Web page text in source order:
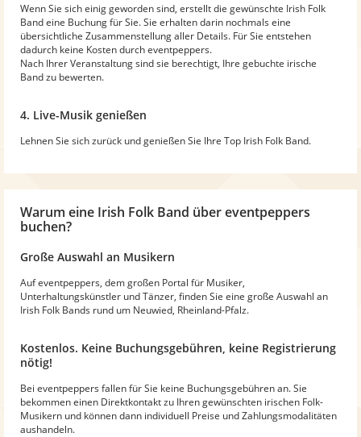
Wenn Sie sich einig geworden sind, erstellt die gewünschte Irish Folk
Band eine Buchung für Sie. Sie erhalten darin nochmals eine
übersichtliche Zusammenstellung aller Details. Für Sie entstehen
dadurch keine Kosten durch eventpeppers.
Nach Ihrer Veranstaltung sind sie berechtigt, Ihre gebuchte irische
Band zu bewerten.
4. Live-Musik genießen
Lehnen Sie sich zurück und genießen Sie Ihre Top Irish Folk Band.
Warum eine Irish Folk Band über eventpeppers
buchen?
Große Auswahl an Musikern
Auf eventpeppers, dem großen Portal für Musiker,
Unterhaltungskünstler und Tänzer, finden Sie eine große Auswahl an
Irish Folk Bands rund um Neuwied, Rheinland-Pfalz.
Kostenlos. Keine Buchungsgebühren, keine Registrierung
nötig!
Bei eventpeppers fallen für Sie keine Buchungsgebühren an. Sie
bekommen einen Direktkontakt zu Ihren gewünschten irischen Folk-
Musikern und können dann individuell Preise und Zahlungsmodalitäten
aushandeln.